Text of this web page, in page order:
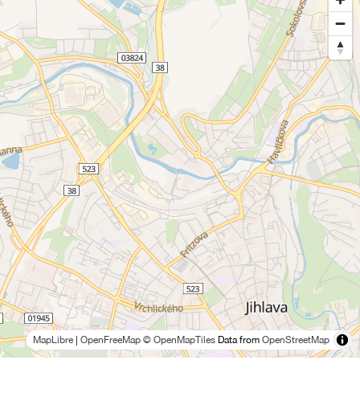
MapLibre OpenFreeMap © OpenMapTiles Data from OpenStreetMap